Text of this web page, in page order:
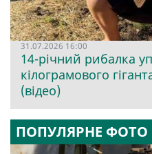
31.07.2026 16:00
14-річний рибалка
кілограмового
(відео)
ПОПУЛЯРНЕ ФОТО